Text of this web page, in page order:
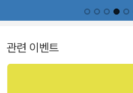
관련 이벤트